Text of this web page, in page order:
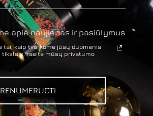
apie naujienas ir pasiūlymus
tai, kaip tvarkome jūsų duomenis
tikslais, rasite mūsų privatumo